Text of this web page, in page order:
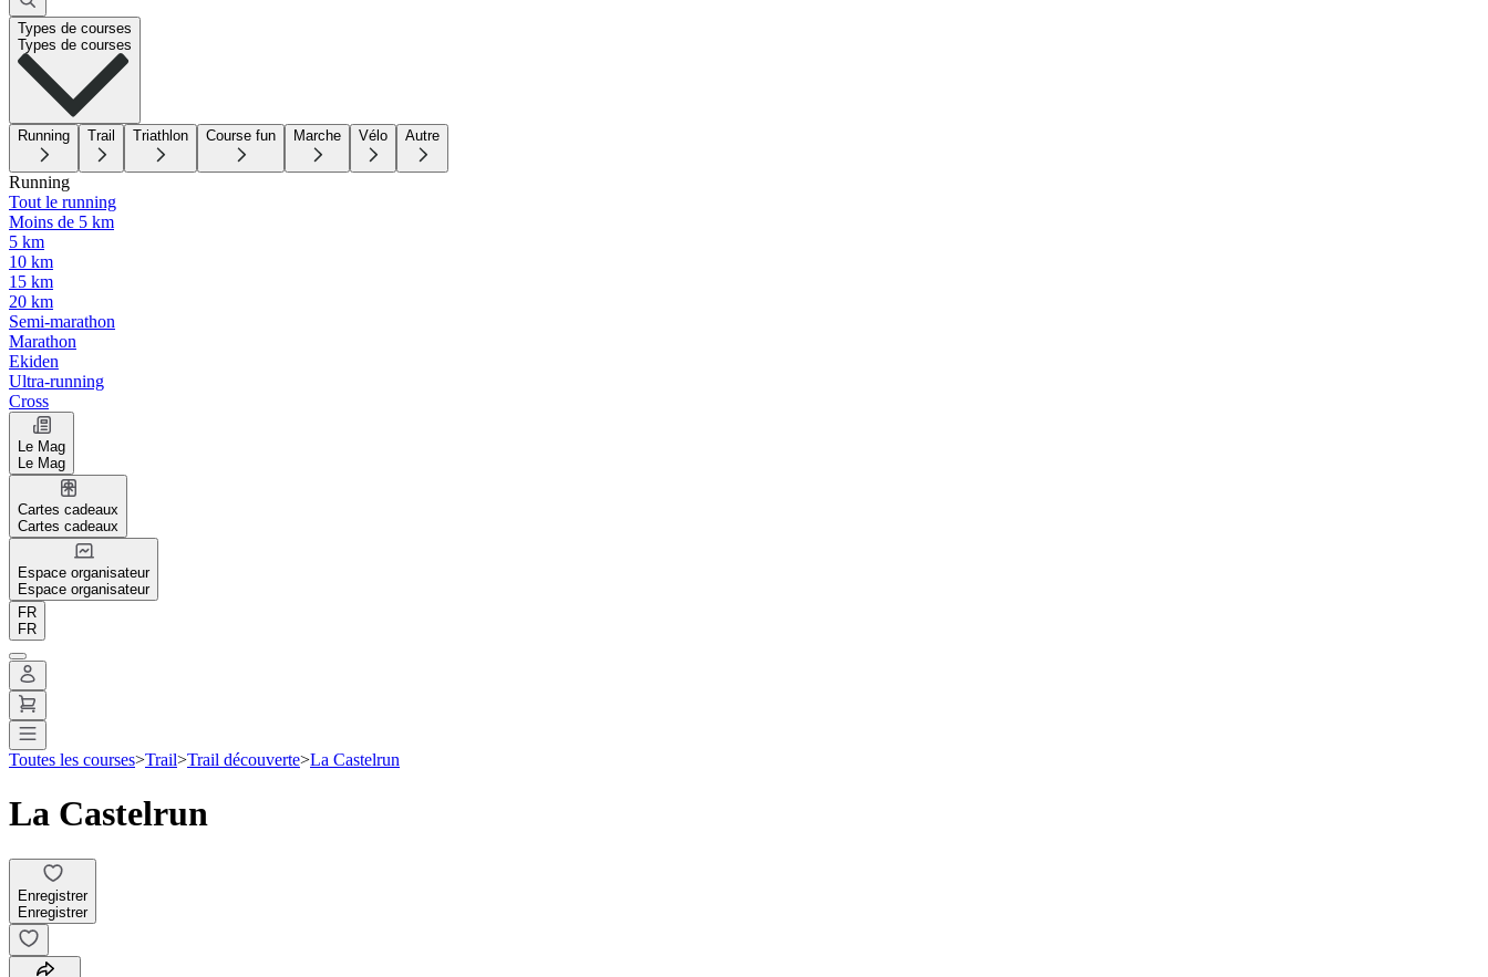
Types de courses
Types de courses
Running Trail Triathlon Course fun Marche Vélo Autre
Running
Tout le running
Moins de 5 km
5 km
10 km
15 km
20 km
Semi-marathon
Marathon
Ekiden
Ultra-running
Cross
Le Mag
Le Mag
Cartes cadeaux
Cartes cadeaux
Espace organisateur
Espace organisateur
FR
FR
Toutes les courses>Trail>Trail découverte>La Castelrun
La Castelrun
Enregistrer
Enregistrer